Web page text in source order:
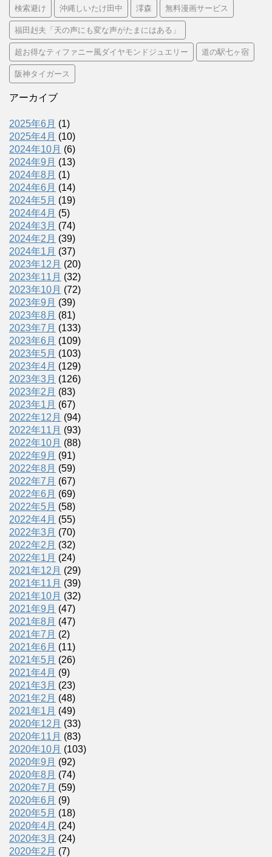
検索避け 沖縄しいたけ田中 澪森 無料漫画サービス
福田赳夫「天の声にも変な声がたまにはある」
超お得なティファニー風ダイヤモンドジュエリー 道の駅七ヶ宿
阪神タイガース
アーカイブ
2025年6月 (1)
2025年4月 (10)
2024年10月 (6)
2024年9月 (13)
2024年8月 (1)
2024年6月 (14)
2024年5月 (19)
2024年4月 (5)
2024年3月 (74)
2024年2月 (39)
2024年1月 (37)
2023年12月 (20)
2023年11月 (32)
2023年10月 (72)
2023年9月 (39)
2023年8月 (81)
2023年7月 (133)
2023年6月 (109)
2023年5月 (103)
2023年4月 (129)
2023年3月 (126)
2023年2月 (83)
2023年1月 (67)
2022年12月 (94)
2022年11月 (93)
2022年10月 (88)
2022年9月 (91)
2022年8月 (59)
2022年7月 (67)
2022年6月 (69)
2022年5月 (58)
2022年4月 (55)
2022年3月 (70)
2022年2月 (32)
2022年1月 (24)
2021年12月 (29)
2021年11月 (39)
2021年10月 (32)
2021年9月 (47)
2021年8月 (47)
2021年7月 (2)
2021年6月 (11)
2021年5月 (26)
2021年4月 (9)
2021年3月 (23)
2021年2月 (48)
2021年1月 (49)
2020年12月 (33)
2020年11月 (83)
2020年10月 (103)
2020年9月 (92)
2020年8月 (74)
2020年7月 (59)
2020年6月 (9)
2020年5月 (18)
2020年4月 (24)
2020年3月 (24)
2020年2月 (7)